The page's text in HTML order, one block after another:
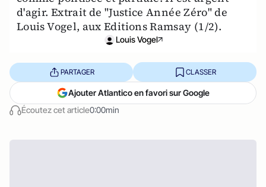
d'agir. Extrait de "Justice Année Zéro" de
Louis Vogel, aux Editions Ramsay (1/2).
Louis Vogel
Écoutez cet article0:00min
PARTAGER CLASSER
Ajouter Atlantico en favori sur Google